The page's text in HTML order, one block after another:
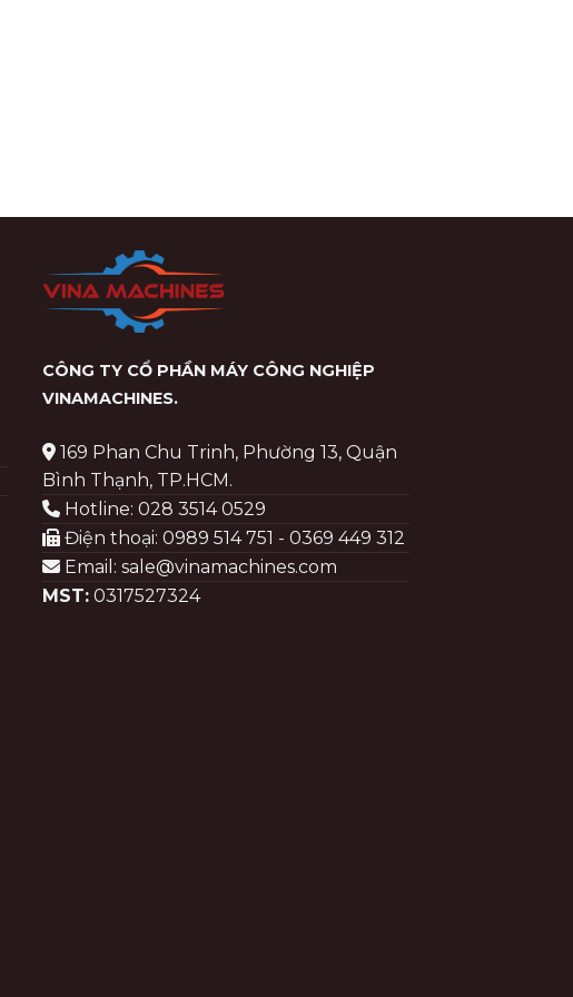
CÔNG TY CỔ PHẦN MÁY CÔNG NGHIỆP
VINAMACHINES.
169 Phan Chu Trinh, Phường 13, Quận
Bình Thạnh, TP.HCM.
Hotline: 028 3514 0529
Điện thoại: 0989 514 751 - 0369 449 312
Email: sale@vinamachines.com
MST: 0317527324